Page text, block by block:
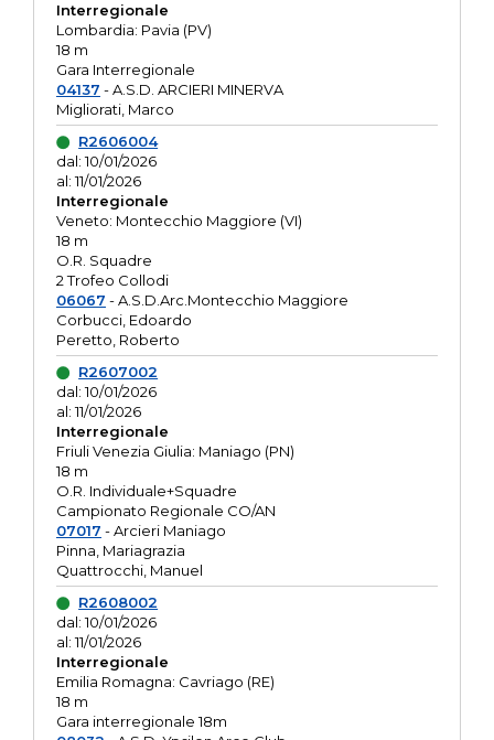
Interregionale
Lombardia: Pavia (PV)
18 m
Gara Interregionale
04137 - A.S.D. ARCIERI MINERVA
Migliorati, Marco
R2606004
dal: 10/01/2026
al: 11/01/2026
Interregionale
Veneto: Montecchio Maggiore (VI)
18 m
O.R. Squadre
2 Trofeo Collodi
06067 - A.S.D.Arc.Montecchio Maggiore
Corbucci, Edoardo
Peretto, Roberto
R2607002
dal: 10/01/2026
al: 11/01/2026
Interregionale
Friuli Venezia Giulia: Maniago (PN)
18 m
O.R. Individuale+Squadre
Campionato Regionale CO/AN
07017 - Arcieri Maniago
Pinna, Mariagrazia
Quattrocchi, Manuel
R2608002
dal: 10/01/2026
al: 11/01/2026
Interregionale
Emilia Romagna: Cavriago (RE)
18 m
Gara interregionale 18m